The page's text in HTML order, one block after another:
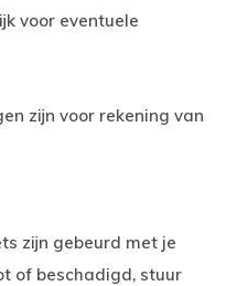
voor eventuele
zijn voor rekening van
zijn gebeurd met je
of beschadigd, stuur